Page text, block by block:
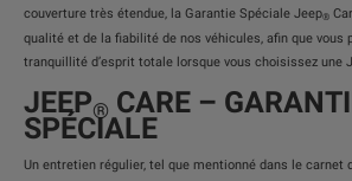
couverture très étendue, la Garantie Spéciale Jeep®
qualité et de la fiabilité de nos véhicules, afin que vous
tranquillité d’esprit totale lorsque vous choisissez une
JEEP® CARE –
SPÉCIALE
Un entretien régulier, tel que mentionné dans le carnet